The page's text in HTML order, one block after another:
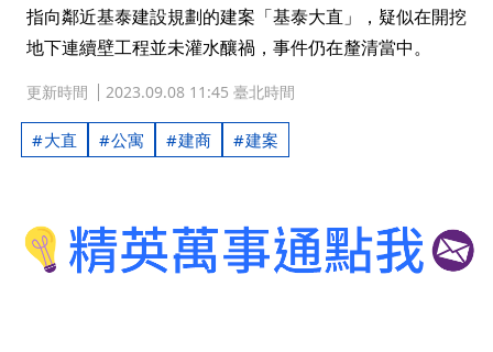
指向鄰近基泰建設規劃的建案「基泰大直」，疑似在開挖
地下連續壁工程並未灌水釀禍，事件仍在釐清當中。
更新時間 2023.09.08 11:45 臺北時間
大直 公寓 建商 建案